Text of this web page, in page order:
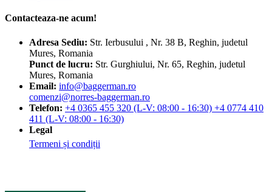
Contacteaza-ne acum!
Adresa Sediu: Str. Ierbusului , Nr. 38 B, Reghin, judetul
Mures, Romania
Punct de lucru: Str. Gurghiului, Nr. 65, Reghin, judetul
Mures, Romania
Email: info@baggerman.ro
comenzi@norres-baggerman.ro
Telefon: +4 0365 455 320 (L-V: 08:00 - 16:30) +4 0774 410
411 (L-V: 08:00 - 16:30)
Legal
Termeni și condiții